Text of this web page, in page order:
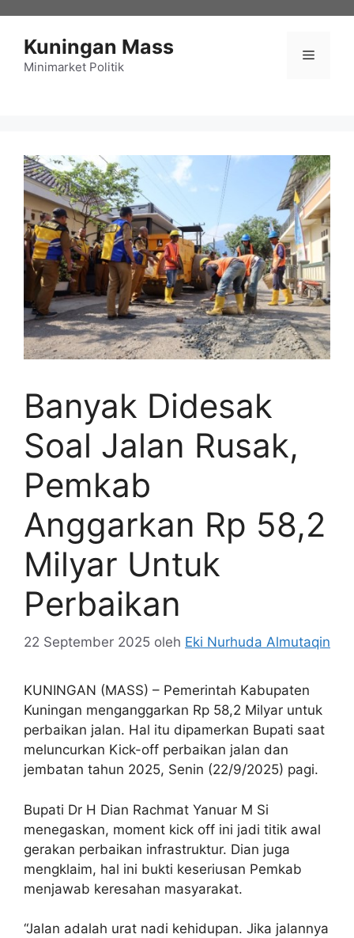
Kuningan Mass
Minimarket Politik
Menu
Banyak Didesak
Soal Jalan Rusak,
Pemkab
Anggarkan Rp 58,2
Milyar Untuk
Perbaikan
22 September 2025 oleh Eki Nurhuda Almutaqin
KUNINGAN (MASS) – Pemerintah Kabupaten
Kuningan menganggarkan Rp 58,2 Milyar untuk
perbaikan jalan. Hal itu dipamerkan Bupati saat
meluncurkan Kick-off perbaikan jalan dan
jembatan tahun 2025, Senin (22/9/2025) pagi.
Bupati Dr H Dian Rachmat Yanuar M Si
menegaskan, moment kick off ini jadi titik awal
gerakan perbaikan infrastruktur. Dian juga
mengklaim, hal ini bukti keseriusan Pemkab
menjawab keresahan masyarakat.
“Jalan adalah urat nadi kehidupan. Jika jalannya